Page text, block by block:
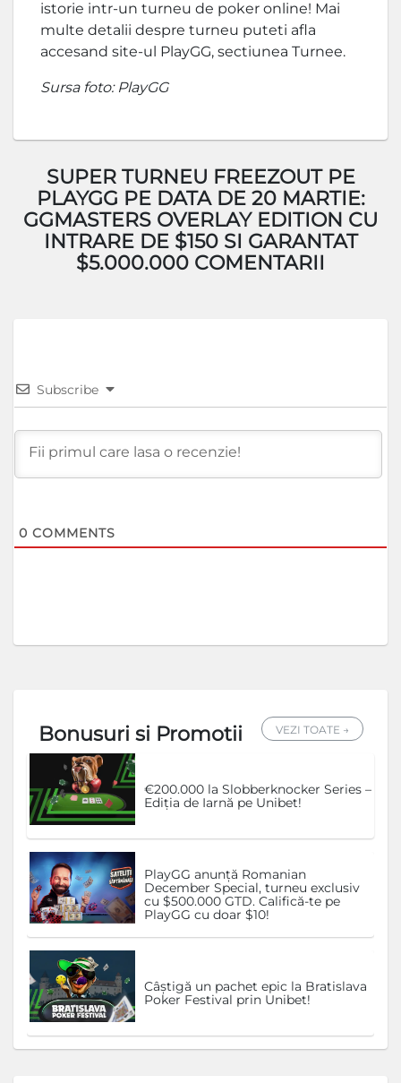
istorie intr-un turneu de poker online! Mai
multe detalii despre turneu puteti afla
accesand site-ul PlayGG, sectiunea Turnee.
Sursa foto: PlayGG
SUPER TURNEU FREEZOUT PE
PLAYGG PE DATA DE 20 MARTIE:
GGMASTERS OVERLAY EDITION CU
INTRARE DE $150 SI GARANTAT
$5.000.000 COMENTARII
Subscribe
0 COMMENTS
Bonusuri si Promotii VEZI TOATE →
€200.000 la Slobberknocker Series –
Ediția de Iarnă pe Unibet!
PlayGG anunță Romanian
December Special, turneu exclusiv
cu $500.000 GTD. Califică-te pe
PlayGG cu doar $10!
Câștigă un pachet epic la Bratislava
Poker Festival prin Unibet!